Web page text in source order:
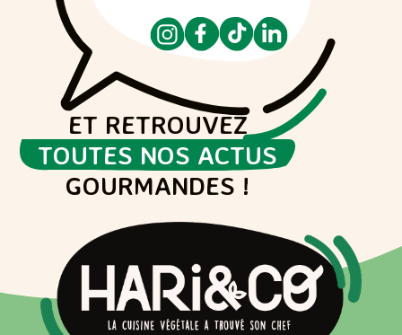
ET RETROUVEZ
TOUTES NOS ACTUS
GOURMANDES !